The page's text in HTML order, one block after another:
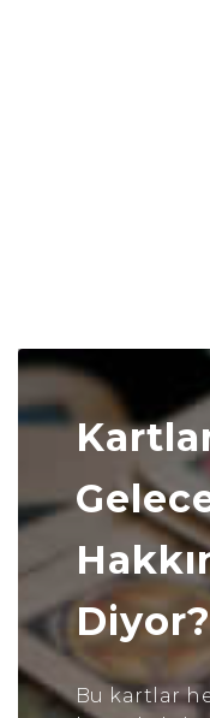
Diyor?
Bu kartlar